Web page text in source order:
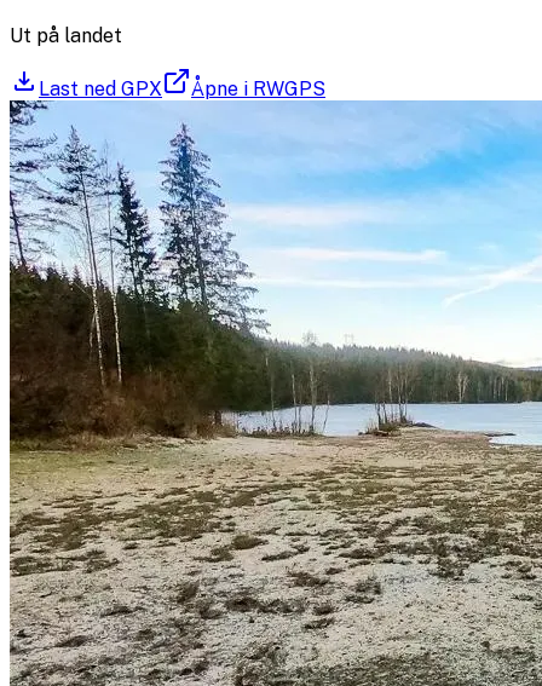
Ut på landet
Last ned GPX Åpne i RWGPS